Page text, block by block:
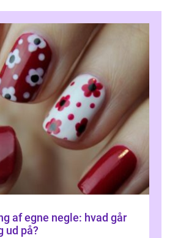
af egne negle: hvad går
ud på?